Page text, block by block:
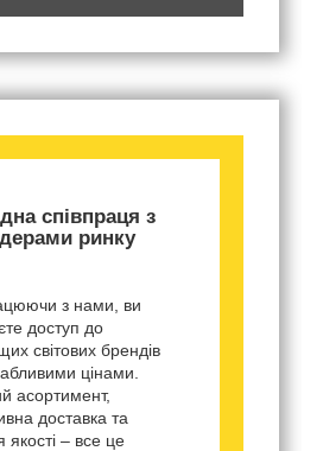
співпраця з
ринку
з нами, ви
доступ до
світових брендів
цінами.
асортимент,
доставка та
якості – все це